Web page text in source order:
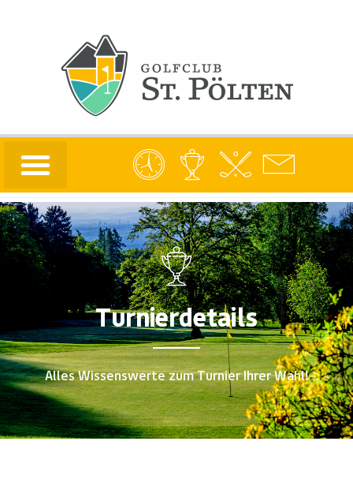
Turnierdetails
Alles Wissenswerte zum Turnier Ihrer Wahl!